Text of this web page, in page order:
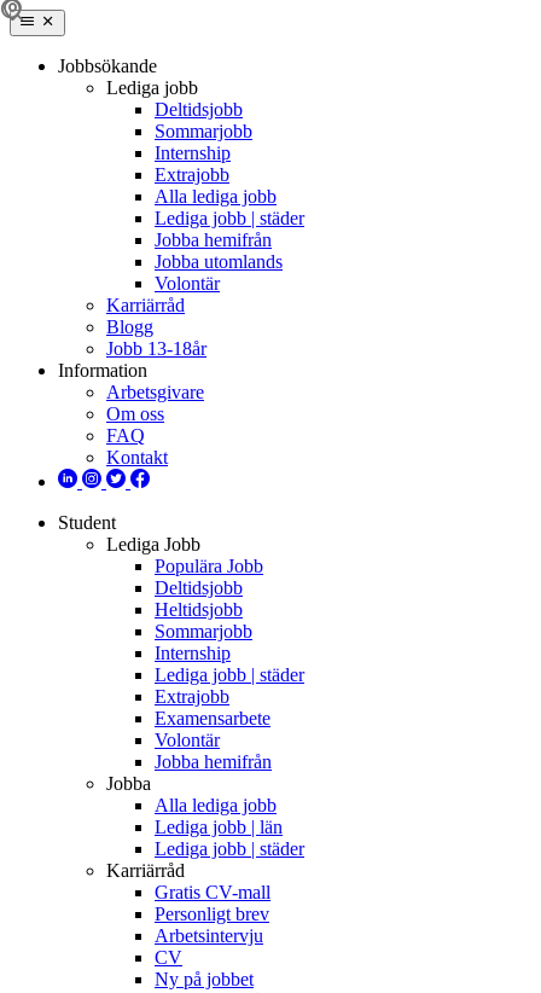
Jobbsökande
Lediga jobb
Deltidsjobb
Sommarjobb
Internship
Extrajobb
Alla lediga jobb
Lediga jobb | städer
Jobba hemifrån
Jobba utomlands
Volontär
Karriärråd
Blogg
Jobb 13-18år
Information
Arbetsgivare
Om oss
FAQ
Kontakt
Student
Lediga Jobb
Populära Jobb
Deltidsjobb
Heltidsjobb
Sommarjobb
Internship
Lediga jobb | städer
Extrajobb
Examensarbete
Volontär
Jobba hemifrån
Jobba
Alla lediga jobb
Lediga jobb | län
Lediga jobb | städer
Karriärråd
Gratis CV-mall
Personligt brev
Arbetsintervju
CV
Ny på jobbet